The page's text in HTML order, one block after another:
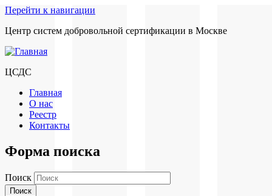
Перейти к навигации
Центр систем добровольной сертификации в Москве
ЦСДС
Главная
О нас
Реестр
Контакты
Форма поиска
Поиск